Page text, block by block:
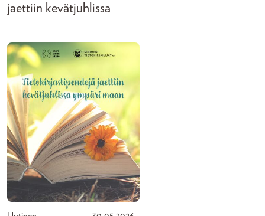
jaettiin kevätjuhlissa